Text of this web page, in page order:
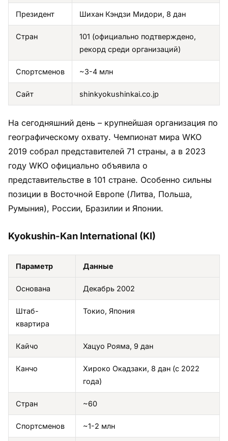
Президент Шихан Кэндзи Мидори, 8 дан
Стран
101 (официально подтверждено,
рекорд среди организаций)
Спортсменов ~3-4 млн
Сайт shinkyokushinkai.co.jp
На сегодняшний день – крупнейшая организация по
географическому охвату. Чемпионат мира WKO
2019 собрал представителей 71 страны, а в 2023
году WKO официально объявила о
представительстве в 101 стране. Особенно сильны
позиции в Восточной Европе (Литва, Польша,
Румыния), России, Бразилии и Японии.
Kyokushin-Kan International (KI)
Параметр Данные
Основана Декабрь 2002
Штаб-
квартира
Токио, Япония
Кайчо Хацуо Рояма, 9 дан
Канчо
Хироко Окадзаки, 8 дан (с 2022
года)
Стран ~60
Спортсменов ~1-2 млн